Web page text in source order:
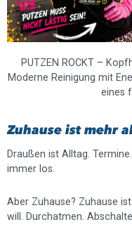
PUTZEN ROCKT –
Moderne Reinigung mit
eines
Zuhause ist mehr
Draußen ist Alltag.
immer los.
Aber Zuhause? Zuhause
will. Durchatmen.